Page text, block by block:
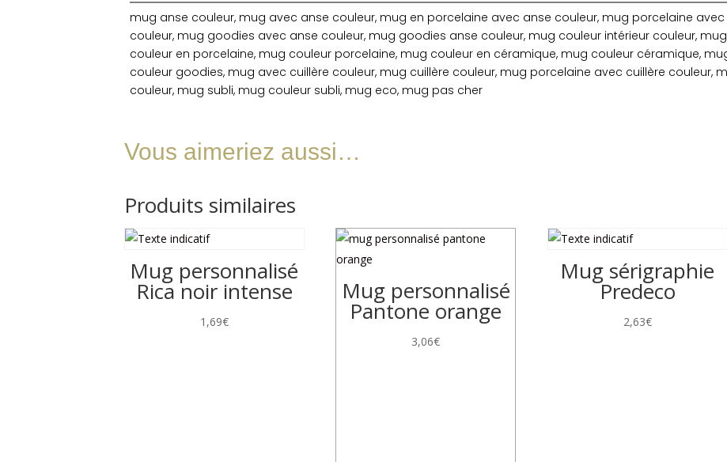
mug anse couleur, mug avec anse couleur, mug en porcelaine avec anse couleur, mug porcelaine
couleur, mug goodies avec anse couleur, mug goodies anse couleur, mug couleur intérieur couleur,
couleur en porcelaine, mug couleur porcelaine, mug couleur en céramique, mug couleur céramique,
couleur goodies, mug avec cuillère couleur, mug cuillère couleur, mug porcelaine avec cuillère couleur,
couleur, mug subli, mug couleur subli, mug eco, mug pas cher
Vous aimeriez aussi…
Produits similaires
Mug personnalisé
Rica noir intense
1,69€
Mug personnalisé
Pantone orange
3,06€
Mug sérigraphie
Predeco
2,63€